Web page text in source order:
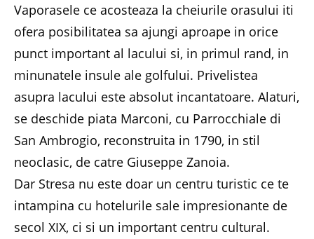
Vaporasele ce acosteaza la cheiurile orasului iti
ofera posibilitatea sa ajungi aproape in orice
punct important al lacului si, in primul rand, in
minunatele insule ale golfului. Privelistea
asupra lacului este absolut incantatoare. Alaturi,
se deschide piata Marconi, cu Parrocchiale di
San Ambrogio, reconstruita in 1790, in stil
neoclasic, de catre Giuseppe Zanoia.
Dar Stresa nu este doar un centru turistic ce te
intampina cu hotelurile sale impresionante de
secol XIX, ci si un important centru cultural.